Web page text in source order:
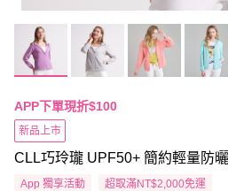
APP下單現折$100
新品上市
CLL巧玲瓏 UPF50+ 簡約輕量防
App 獨享活動 超取滿NT$2,000免運